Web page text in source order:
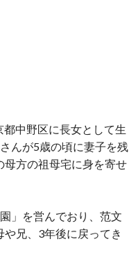
中野区に長女として生
んが5歳の頃に妻子を残
母方の祖母宅に身を寄せ
」を営んでおり、范文
兄、3年後に戻ってき